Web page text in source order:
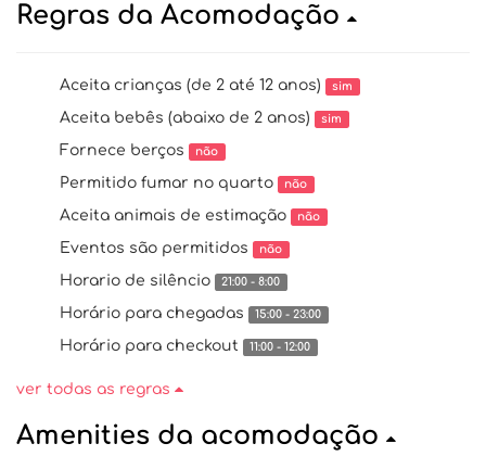
Regras da Acomodação
Aceita crianças (de 2 até 12 anos) sim
Aceita bebês (abaixo de 2 anos) sim
Fornece berços não
Permitido fumar no quarto não
Aceita animais de estimação não
Eventos são permitidos não
Horario de silêncio 21:00 - 8:00
Horário para chegadas 15:00 - 23:00
Horário para checkout 11:00 - 12:00
ver todas as regras
Amenities da acomodação